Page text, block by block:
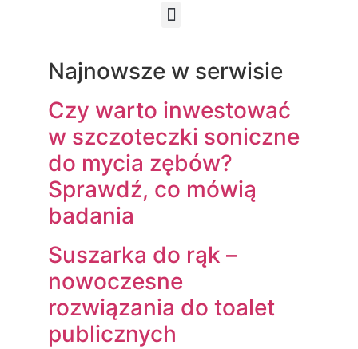
Najnowsze w serwisie
Czy warto inwestować
w szczoteczki soniczne
do mycia zębów?
Sprawdź, co mówią
badania
Suszarka do rąk –
nowoczesne
rozwiązania do toalet
publicznych